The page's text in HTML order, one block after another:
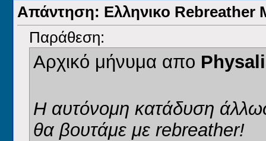
Απάντηση: Ελληνικο Rebreather
Παράθεση:
Αρχικό μήνυμα απο
Η αυτόνομη κατάδυση
θα βουτάμε με rebreather!